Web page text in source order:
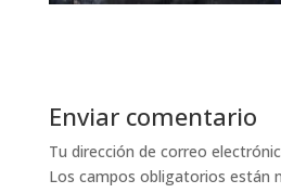
Enviar comentario
Tu dirección de correo
Los campos obligatorios están